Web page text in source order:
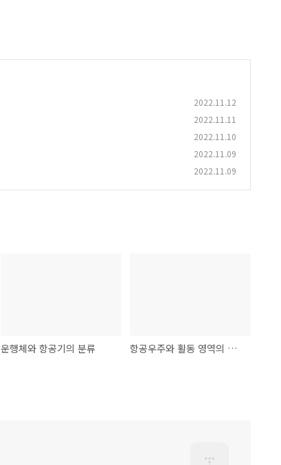
2022.11.12
2022.11.11
2022.11.10
2022.11.09
2022.11.09
운행체와 항공기의 분류 항공우주와 활동 영역의 확장